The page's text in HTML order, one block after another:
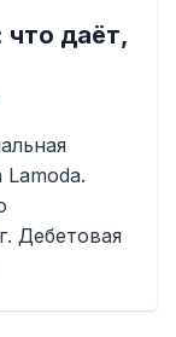
даёт,
Дебетовая